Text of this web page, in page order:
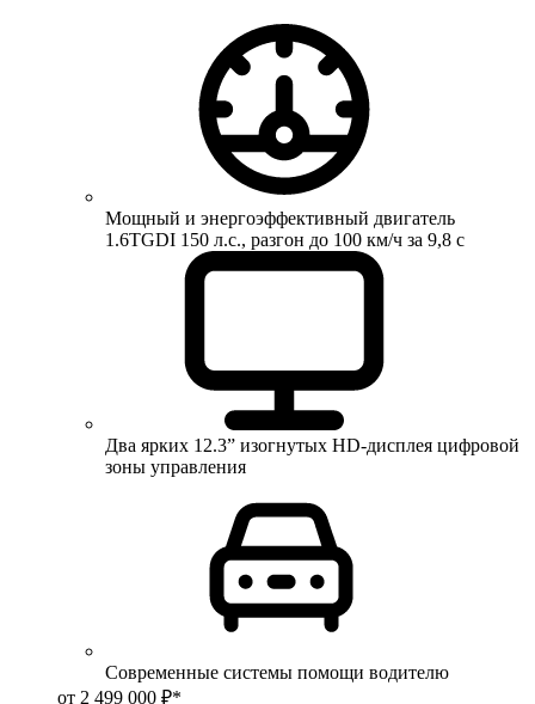
Мощный и энергоэффективный двигатель
1.6TGDI 150 л.с., разгон до 100 км/ч за 9,8 с
Два ярких 12.3” изогнутых HD-дисплея цифровой
зоны управления
Современные системы помощи водителю
от 2 499 000 ₽*